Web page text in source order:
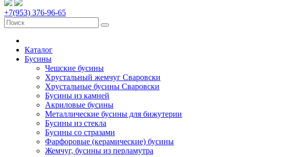
+7(953) 376-96-65
Каталог
Бусины
Чешские бусины
Хрустальный жемчуг Сваровски
Хрустальные бусины Сваровски
Бусины из камней
Акриловые бусины
Металлические бусины для бижутерии
Бусины из стекла
Бусины со стразами
Фарфоровые (керамические) бусины
Жемчуг, бусины из перламутра